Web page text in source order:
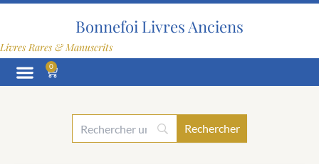
Aller
Bonnefoi Livres Anciens
Livres Rares & Manuscrits
0
Panier